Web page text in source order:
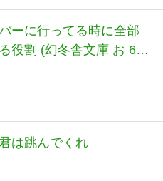
ーに行ってる時に全部
役割 (幻冬舎文庫 お 61-
は跳んでくれ